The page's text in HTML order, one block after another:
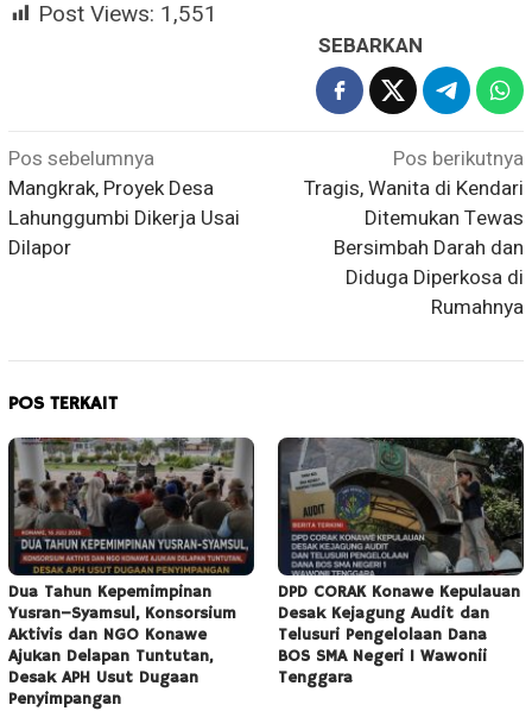
Post Views: 1,551
SEBARKAN
Navigasi
pos
Pos sebelumnya
Mangkrak, Proyek Desa
Lahunggumbi Dikerja Usai
Dilapor
Pos berikutnya
Tragis, Wanita di Kendari
Ditemukan Tewas
Bersimbah Darah dan
Diduga Diperkosa di
Rumahnya
POS TERKAIT
Dua Tahun Kepemimpinan
Yusran–Syamsul, Konsorsium
Aktivis dan NGO Konawe
Ajukan Delapan Tuntutan,
Desak APH Usut Dugaan
Penyimpangan
DPD CORAK Konawe Kepulauan
Desak Kejagung Audit dan
Telusuri Pengelolaan Dana
BOS SMA Negeri 1 Wawonii
Tenggara